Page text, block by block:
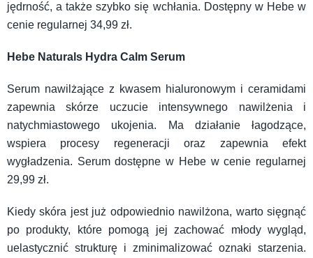
jędrność, a także szybko się wchłania. Dostępny w Hebe w
cenie regularnej 34,99 zł.
Hebe Naturals Hydra Calm Serum
Serum nawilżające z kwasem hialuronowym i ceramidami
zapewnia skórze uczucie intensywnego nawilżenia i
natychmiastowego ukojenia. Ma działanie łagodzące,
wspiera procesy regeneracji oraz zapewnia efekt
wygładzenia. Serum dostępne w Hebe w cenie regularnej
29,99 zł.
Kiedy skóra jest już odpowiednio nawilżona, warto sięgnąć
po produkty, które pomogą jej zachować młody wygląd,
uelastycznić strukturę i zminimalizować oznaki starzenia.